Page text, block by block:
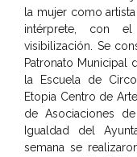
la mujer como
intérprete, con
visibilización. Se
Patronato Municipal
la Escuela de
Etopia Centro de
de Asociaciones
Igualdad del
semana se